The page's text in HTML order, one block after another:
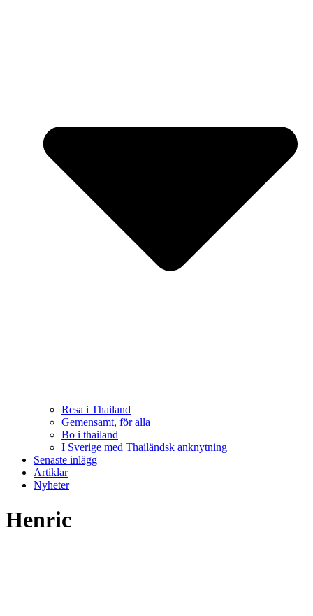
Resa i Thailand
Gemensamt, för alla
Bo i thailand
I Sverige med Thailändsk anknytning
Senaste inlägg
Artiklar
Nyheter
Henric